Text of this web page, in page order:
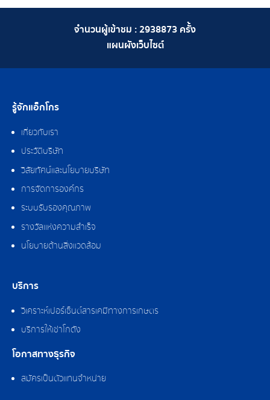
จำนวนผู้เข้าชม :2938873 ครั้ง
แผนผังเว็บไซต์
รู้จักแอ็กโกร
เกี่ยวกับเรา
ประวัติบริษัท
วิสัยทัศน์และนโยบายบริษัท
การจัดการองค์กร
ระบบรับรองคุณภาพ
รางวัลแห่งความสำเร็จ
นโยบายด้านสิ่งแวดล้อม
บริการ
วิเคราะห์เปอร์เซ็นต์สารเคมีทางการเกษตร
บริการให้เช่าโกดัง
โอกาสทางธุรกิจ
สมัครเป็นตัวแทนจำหน่าย